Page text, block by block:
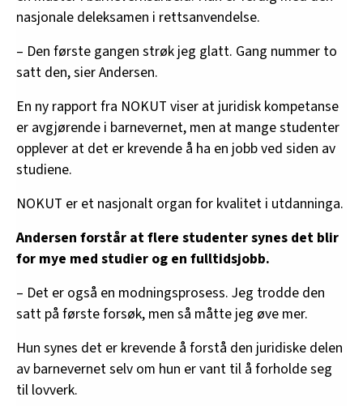
nasjonale deleksamen i rettsanvendelse.
– Den første gangen strøk jeg glatt. Gang nummer to
satt den, sier Andersen.
En ny rapport fra NOKUT viser at juridisk kompetanse
er avgjørende i barnevernet, men at mange studenter
opplever at det er krevende å ha en jobb ved siden av
studiene.
NOKUT er et nasjonalt organ for kvalitet i utdanninga.
Andersen forstår at flere studenter synes det blir
for mye med studier og en fulltidsjobb.
– Det er også en modningsprosess. Jeg trodde den
satt på første forsøk, men så måtte jeg øve mer.
Hun synes det er krevende å forstå den juridiske delen
av barnevernet selv om hun er vant til å forholde seg
til lovverk.